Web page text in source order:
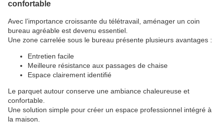
confortable
Avec l’importance croissante du télétravail, aménager un coin
bureau agréable est devenu essentiel.
Une zone carrelée sous le bureau présente plusieurs avantages :
Entretien facile
Meilleure résistance aux passages de chaise
Espace clairement identifié
Le parquet autour conserve une ambiance chaleureuse et
confortable.
Une solution simple pour créer un espace professionnel intégré à
la maison.